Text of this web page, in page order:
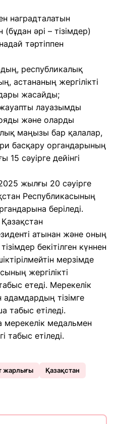
наградталатын
әрі – тізімдер)
тәртіппен
республикалық
астананың жергілікті
жасайды;
жауапты лауазымды
және оларды
маңызы бар қалалар,
басқару органдарының
сәуірге дейінгі
2025 жылғы 20 сәуірге
Республикасының
беріледі.
атынан және оның
бекітілген күннен
мерзiмде
жергілікті
етеді. Мерекелік
тізімге
табыс етіледі.
мерекелік медальмен
табыс етіледі.
жарлығы
Қазақстан